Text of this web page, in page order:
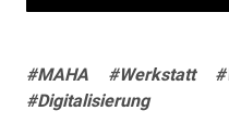
#MAHA #Werkstatt
#Digitalisierung